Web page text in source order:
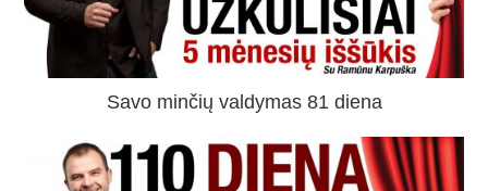
Savo minčių valdymas 81 diena